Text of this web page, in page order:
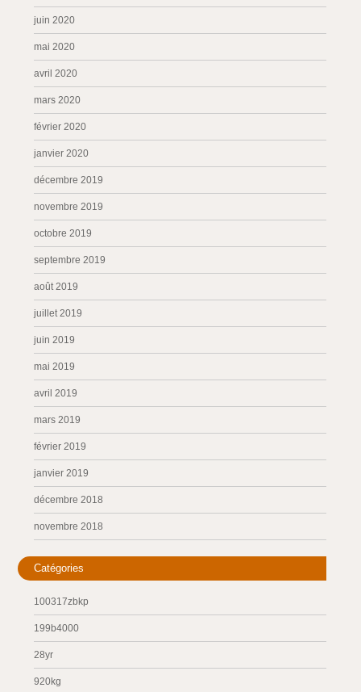
juin 2020
mai 2020
avril 2020
mars 2020
février 2020
janvier 2020
décembre 2019
novembre 2019
octobre 2019
septembre 2019
août 2019
juillet 2019
juin 2019
mai 2019
avril 2019
mars 2019
février 2019
janvier 2019
décembre 2018
novembre 2018
Catégories
100317zbkp
199b4000
28yr
920kg